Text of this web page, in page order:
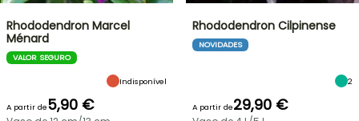
Rhododendron Marcel
Ménard
VALOR SEGURO
Indisponível
A partir de5,90 €
Rhododendron Cilpinense
NOVIDADES
2
A partir de29,90 €